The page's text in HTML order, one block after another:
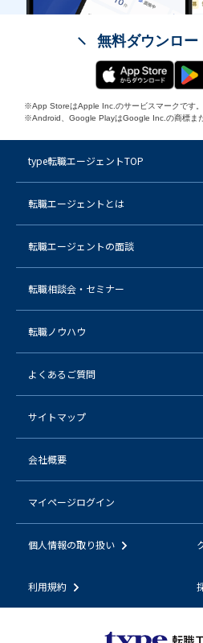
無料ダウンロー
※App StoreはApple Inc.のサービスマークです。
※Android、Google PlayはGoogle Inc.の商標ま
type転職エージェントTOP
転職エージェントとは
転職エージェントの面談
転職相談会・セミナー
転職ノウハウ
よくあるご質問
サイトマップ
会社概要
マイページログイン
個人情報の取り扱い
利用規約